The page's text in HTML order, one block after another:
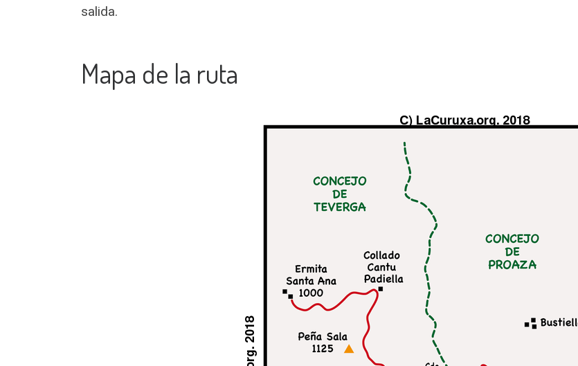
salida.
Mapa de la ruta